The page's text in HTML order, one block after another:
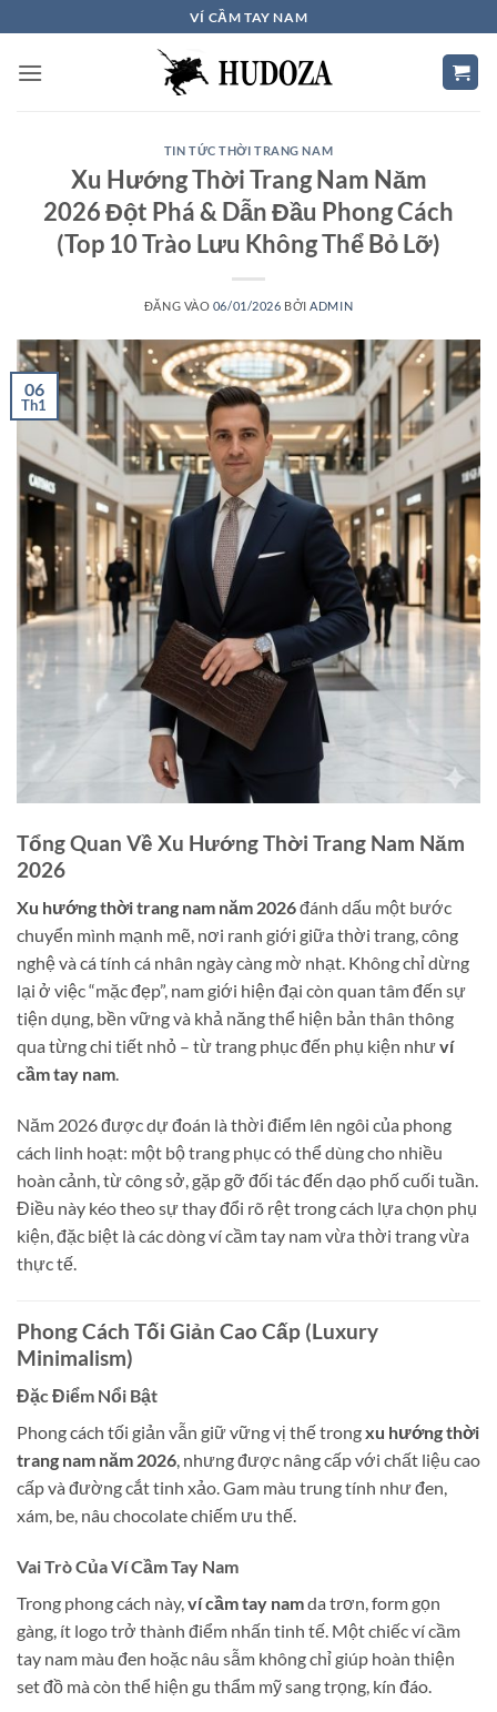
qua
nội
VÍ CẦM TAY NAM
TIN TỨC THỜI TRANG NAM
Xu Hướng Thời Trang Nam Năm
2026 Đột Phá & Dẫn Đầu Phong Cách
(Top 10 Trào Lưu Không Thể Bỏ Lỡ)
ĐĂNG VÀO 06/01/2026 BỞI ADMIN
06
Th1
Tổng Quan Về Xu Hướng Thời Trang Nam Năm
2026
Xu hướng thời trang nam năm 2026đánh dấu một bước
chuyển mình mạnh mẽ, nơi ranh giới giữa thời trang, công
nghệ và cá tính cá nhân ngày càng mờ nhạt. Không chỉ dừng
lại ở việc “mặc đẹp”, nam giới hiện đại còn quan tâm đến sự
tiện dụng, bền vững và khả năng thể hiện bản thân thông
qua từng chi tiết nhỏ – từ trang phục đến phụ kiện nhưví
cầm tay nam.
Năm 2026 được dự đoán là thời điểm lên ngôi của phong
cách linh hoạt: một bộ trang phục có thể dùng cho nhiều
hoàn cảnh, từ công sở, gặp gỡ đối tác đến dạo phố cuối tuần.
Điều này kéo theo sự thay đổi rõ rệt trong cách lựa chọn phụ
kiện, đặc biệt là các dòng ví cầm tay nam vừa thời trang vừa
thực tế.
Phong Cách Tối Giản Cao Cấp (Luxury
Minimalism)
Đặc Điểm Nổi Bật
Phong cách tối giản vẫn giữ vững vị thế trongxu hướng thời
trang nam năm 2026, nhưng được nâng cấp với chất liệu cao
cấp và đường cắt tinh xảo. Gam màu trung tính như đen,
xám, be, nâu chocolate chiếm ưu thế.
Vai Trò Của Ví Cầm Tay Nam
Trong phong cách này,ví cầm tay namda trơn, form gọn
gàng, ít logo trở thành điểm nhấn tinh tế. Một chiếc ví cầm
tay nam màu đen hoặc nâu sẫm không chỉ giúp hoàn thiện
set đồ mà còn thể hiện gu thẩm mỹ sang trọng, kín đáo.